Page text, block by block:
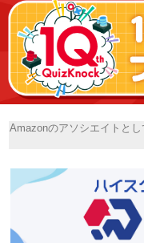
Amazonのアソシエイトと